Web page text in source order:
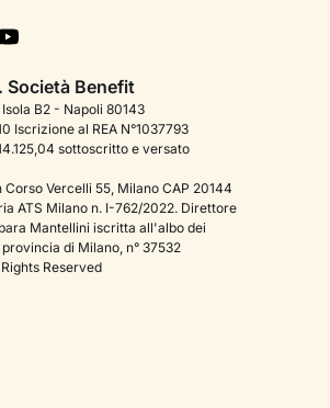
all'estero
Società Benefit
B2 - Napoli 80143
Iscrizione al REA N°1037793
sottoscritto e versato
Vercelli 55, Milano CAP 20144
ATS Milano n. I-762/2022. Direttore
Mantellini iscritta all'albo dei
di Milano, n° 37532
Reserved